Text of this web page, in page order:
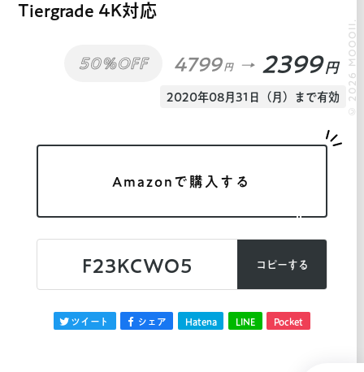
Tiergrade 4K対応
50%OFF 4799 円 2399 円
2020年08月31日（月）まで有効
Amazonで購入する
F23KCWO5 コピーする
ツイート シェア Hatena LINE Pocket
© 2026 MOOOII.